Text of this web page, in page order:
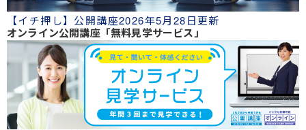
【イチ押し】公開講座2026年5月28日更新
オンライン公開講座「無料見学サービス」